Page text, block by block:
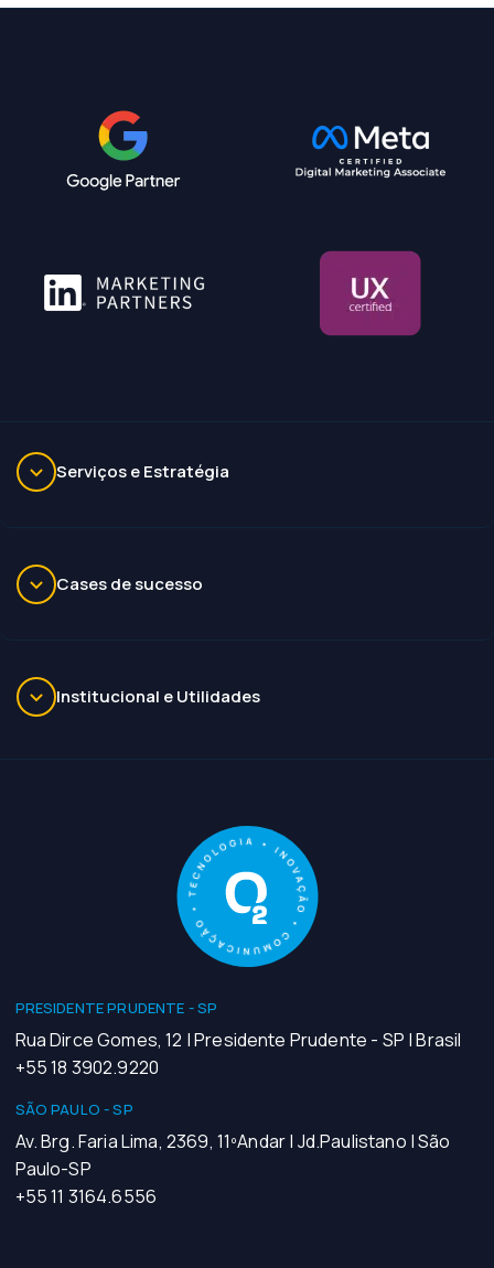
Serviços e Estratégia
Cases de sucesso
Institucional e Utilidades
PRESIDENTE PRUDENTE - SP
Rua Dirce Gomes, 12 | Presidente Prudente - SP | Brasil
+55 18 3902.9220
SÃO PAULO - SP
Av. Brg. Faria Lima, 2369, 11ºAndar | Jd.Paulistano | São
Paulo-SP
+55 11 3164.6556